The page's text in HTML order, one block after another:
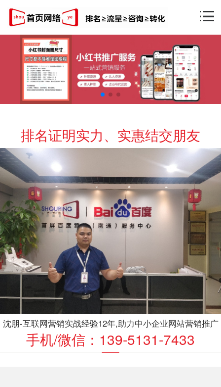
排名证明实力、实惠结交朋友
沈朋-互联网营销实战经验12年,助力中小企业网站营销推广
手机/微信：139-5131-7433